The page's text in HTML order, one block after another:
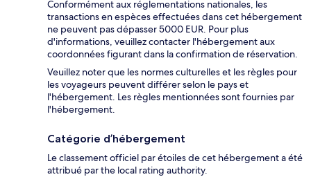
Conformément aux réglementations nationales, les
transactions en espèces effectuées dans cet hébergement
ne peuvent pas dépasser 5000 EUR. Pour plus
d'informations, veuillez contacter l'hébergement aux
coordonnées figurant dans la confirmation de réservation.
Veuillez noter que les normes culturelles et les règles pour
les voyageurs peuvent différer selon le pays et
l'hébergement. Les règles mentionnées sont fournies par
l'hébergement.
Catégorie d’hébergement
Le classement officiel par étoiles de cet hébergement a été
attribué par the local rating authority.